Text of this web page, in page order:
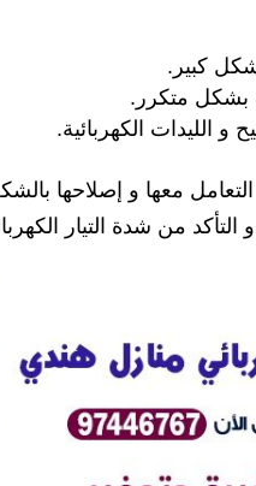
كبير.
بشكل متكرر.
و الليدات الكهربائية.
التعامل معها و إصلاحها
من شدة التيار